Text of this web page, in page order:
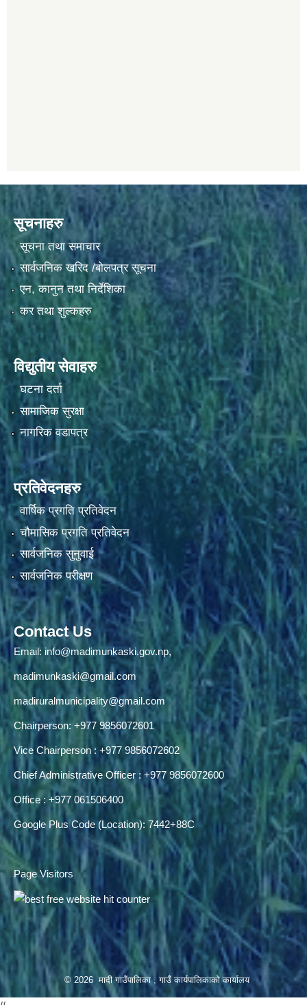
सूचनाहरु
सूचना तथा समाचार
सार्वजनिक खरिद /बोलपत्र सूचना
एन, कानुन तथा निर्देशिका
कर तथा शुल्कहरु
विद्युतीय सेवाहरु
घटना दर्ता
सामाजिक सुरक्षा
नागरिक वडापत्र
प्रतिवेदनहरु
वार्षिक प्रगति प्रतिवेदन
चौमासिक प्रगति प्रतिवेदन
सार्वजनिक सुनुवाई
सार्वजनिक परीक्षण
Contact Us
Email: info@madimunkaski.gov.np,
madimunkaski@gmail.com
madiruralmunicipality@gmail.com
Chairperson: +977 9856072601
Vice Chairperson : +977 9856072602
Chief Administrative Officer : +977 9856072600
Office : +977 061506400
Google Plus Code (Location): 7442+88C
Page Visitors
© 2026 मादी गाउँपालिका , गाउँ कार्यपालिकाको कार्यालय